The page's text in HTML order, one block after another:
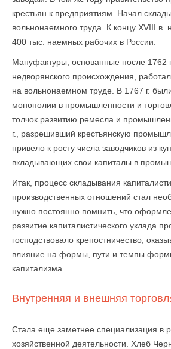
крестьян к предприятиям. Начал
вольнонаемного труда. К концу XVIII в.
400 тыс. наемных рабочих в России.
Мануфактуры, основанные после 1762
недворянского происхождения,
на вольнонаемном труде. В 1767 г.
монополии в промышленности и
толчок развитию ремесла и
г., разрешивший крестьянскую
привело к росту числа заводчиков из
вкладывающих свои капиталы в
Итак, процесс складывания
производственных отношений стал
нужно постоянно помнить, что
развитие капиталистического уклада
господствовало крепостничество,
влияние на формы, пути и темпы
капитализма.
Внутренняя и внешняя
Стала еще заметнее специализация в
хозяйственной деятельности. Хлеб